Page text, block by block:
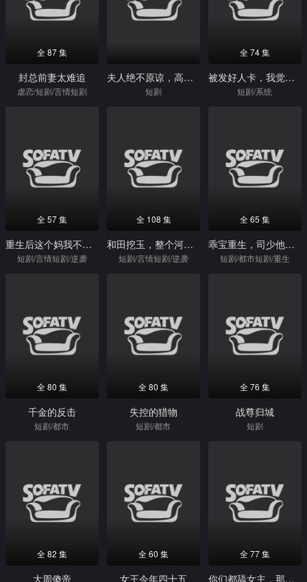
全 87 集
封总前妻太难追
虐恋/短剧/言情短剧
夫人绝不原谅，高冷渣夫失控了
短剧
全 74 集
被发好人卡，我觉醒少女好感系统
短剧/系统
全 57 集
重生后这个妈我不当了
短剧/言情短剧/逆袭
全 108 集
和田挖玉，整个河床都是我的矿场
短剧/言情短剧/逆袭
全 65 集
乖宝重生，司少他在线诱宠
短剧/都市短剧/重生
全 80 集
千金的反击
短剧/都市
全 80 集
失控的猎物
短剧/都市
全 76 集
战尊归城
短剧
全 82 集
大周傻帝
全 60 集
女王今年四十五
全 77 集
你们都舔女主，那女反派我可抱走了